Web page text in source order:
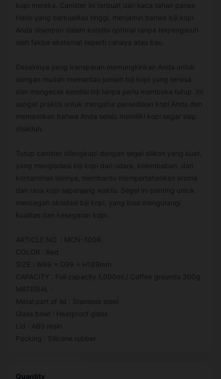
kopi mereka. Canister ini terbuat dari kaca tahan panas
Hario yang berkualitas tinggi, menjamin bahwa biji kopi
Anda disimpan dalam kondisi optimal tanpa terpengaruh
oleh faktor eksternal seperti cahaya atau bau.
Desainnya yang transparan memungkinkan Anda untuk
dengan mudah memantau jumlah biji kopi yang tersisa
dan mengecek kondisi biji tanpa perlu membuka tutup. Ini
sangat praktis untuk mengatur persediaan kopi Anda dan
memastikan bahwa Anda selalu memiliki kopi segar siap
diseduh.
Tutup canister dilengkapi dengan segel silikon yang kuat,
yang mengisolasi biji kopi dari udara, kelembaban, dan
kontaminan lainnya, membantu mempertahankan aroma
dan rasa kopi sepanjang waktu. Segel ini penting untuk
mencegah oksidasi biji kopi, yang bisa mengurangi
kualitas dan kesegaran kopi.
ARTICLE NO. : MCN-300R
COLOR : Red
SIZE : W99 × D99 × H189mm
CAPACITY : Full capacity 1,000ml / Coffee grounds 300g
MATERIAL :
Metal part of lid : Stainless steel
Glass bowl : Heatproof glass
Lid : ABS resin
Packing : Silicone rubber
Quantity